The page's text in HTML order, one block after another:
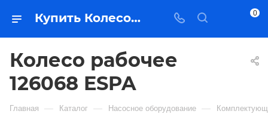
Купить Колесо рабочее 126068 ESPA в Якутске — цена, характеристики, подбор | Востоктехторг 0
Колесо рабочее
126068 ESPA
Главная — Каталог — Насосное оборудование —